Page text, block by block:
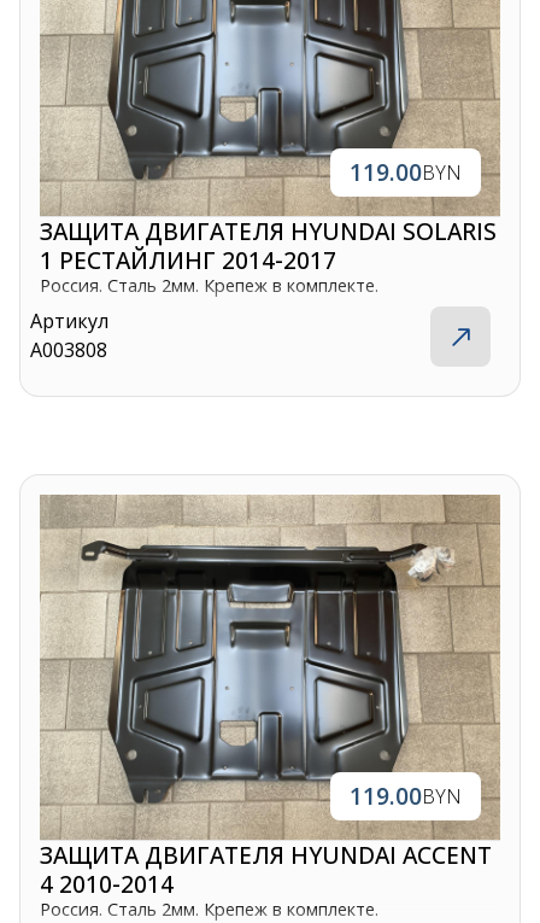
119.00BYN
ЗАЩИТА ДВИГАТЕЛЯ HYUNDAI SOLARIS
1 РЕСТАЙЛИНГ 2014-2017
Россия. Сталь 2мм. Крепеж в комплекте.
Артикул
A003808
119.00BYN
ЗАЩИТА ДВИГАТЕЛЯ HYUNDAI ACCENT
4 2010-2014
Россия. Сталь 2мм. Крепеж в комплекте.